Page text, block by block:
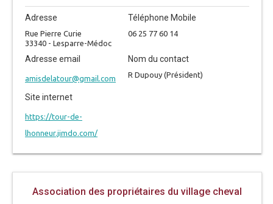
Adresse
Rue Pierre Curie
33340 - Lesparre-Médoc
Téléphone Mobile
06 25 77 60 14
Adresse email
amisdelatour@gmail.com
Nom du contact
R Dupouy (Président)
Site internet
https://tour-de-
lhonneur.jimdo.com/
Association des propriétaires du village cheval